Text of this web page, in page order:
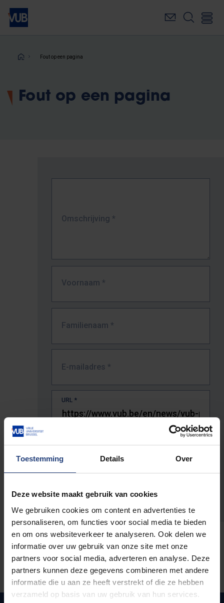
Toestemming Details Over
Deze website maakt gebruik van cookies
We gebruiken cookies om content en advertenties te
personaliseren, om functies voor social media te bieden
en om ons websiteverkeer te analyseren. Ook delen we
informatie over uw gebruik van onze site met onze
partners voor social media, adverteren en analyse. Deze
partners kunnen deze gegevens combineren met andere
informatie die u aan ze heeft verstrekt of die ze hebben
verzameld op basis van uw gebruik van hun services.
Overslaan
naar
inhoudKruimelpad
Fout op een pagina
Fout op een pagina
Omschrijving *
Voornaam *
Familienaam *
E-mailadres *
URL *
De volledige URL van de pagina waar je de fout zag.